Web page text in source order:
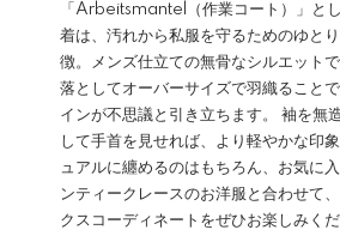
「Arbeitsmantel（作業コート）」と
着は、汚れから私服を守るためのゆと
徴。メンズ仕立ての無骨なシルエット
落としてオーバーサイズで羽織ること
インが不思議と引き立ちます。 袖を無
して手首を見せれば、より軽やかな印
ュアルに纏めるのはもちろん、お気に
ンティークレースのお洋服と合わせて
クスコーディネートをぜひお楽しみくだ